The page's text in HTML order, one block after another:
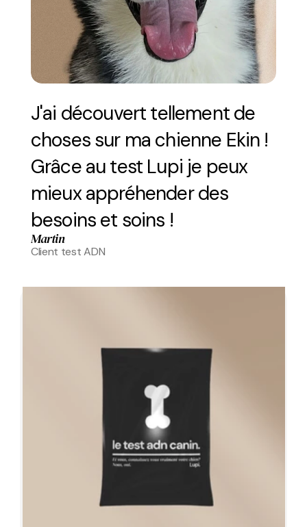
J'ai découvert tellement de
choses sur ma chienne Ekin !
Grâce au test Lupi je peux
mieux appréhender des
besoins et soins !
Martin
Client test ADN